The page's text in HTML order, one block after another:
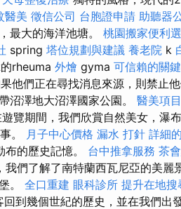
醫美 徵信公司 台胞證申請 助聽器
最大的海洋池塘。 桃園搬家便利
spring 塔位規劃與建議 養老院 k
rheuma 外燴 gyma 可信賴的關
他們正在尋找消息來源，則禁止他
沼澤地大沼澤國家公園。 醫美項目
覽期間，我們欣賞自然美女，瀑
。
月子中心價格 漏水 打針 詳細
的歷史記憶。 台中推拿服務 茶
我們了解了南特蘭西瓦尼亞的美麗
。 全口重建 眼科診所 提升在地
回到幾個世紀的歷史，並在我們出